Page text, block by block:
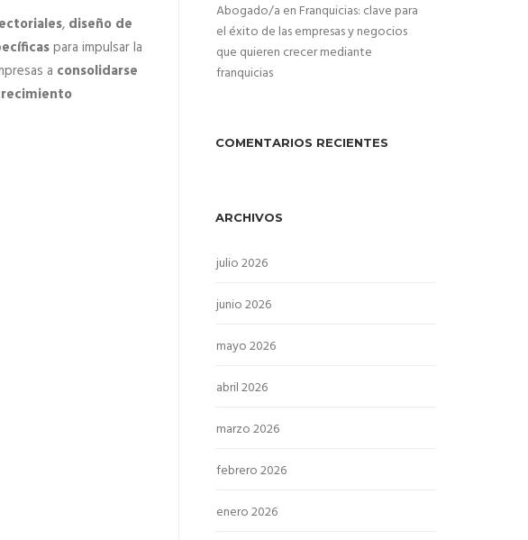
, diseño de
para impulsar la
a consolidarse
Abogado/a en Franquicias: clave para
el éxito de las empresas y negocios
que quieren crecer mediante
franquicias
COMENTARIOS RECIENTES
ARCHIVOS
julio 2026
junio 2026
mayo 2026
abril 2026
marzo 2026
febrero 2026
enero 2026